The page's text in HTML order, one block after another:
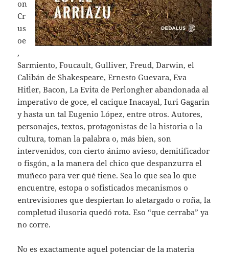
on
Cr
us
oe
,
Sarmiento, Foucault, Gulliver, Freud, Darwin, el
Calibán de Shakespeare, Ernesto Guevara, Eva
Hitler, Bacon, La Evita de Perlongher abandonada al
imperativo de goce, el cacique Inacayal, Iuri Gagarin
y hasta un tal Eugenio López, entre otros. Autores,
personajes, textos, protagonistas de la historia o la
cultura, toman la palabra o, más bien, son
intervenidos, con cierto ánimo avieso, demitificador
o fisgón, a la manera del chico que despanzurra el
muñeco para ver qué tiene. Sea lo que sea lo que
encuentre, estopa o sofisticados mecanismos o
entrevisiones que despiertan lo aletargado o roña, la
completud ilusoria quedó rota. Eso “que cerraba” ya
no corre.
No es exactamente aquel potenciar de la materia